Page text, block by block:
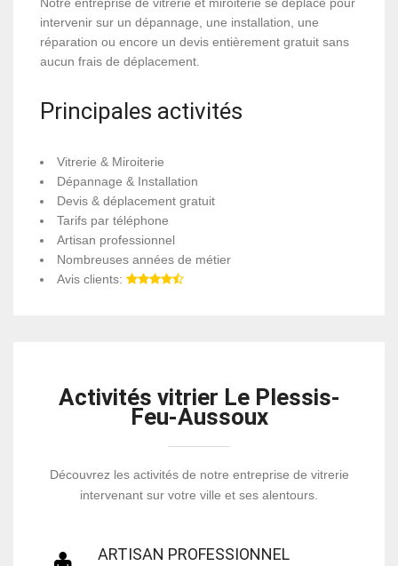
intervenir sur un dépannage, une installation, une
réparation ou encore un devis entièrement gratuit sans
aucun frais de déplacement.
Principales activités
Vitrerie & Miroiterie
Dépannage & Installation
Devis & déplacement gratuit
Tarifs par téléphone
Artisan professionnel
Nombreuses années de métier
Avis clients:
Activités vitrier Le Plessis-
Feu-Aussoux
Découvrez les activités de notre entreprise de vitrerie
intervenant sur votre ville et ses alentours.
ARTISAN PROFESSIONNEL